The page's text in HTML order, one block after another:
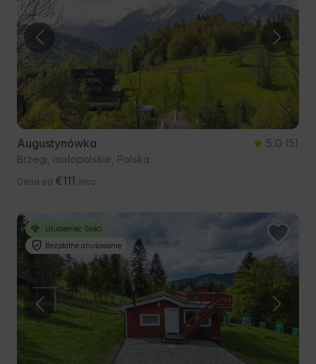
Augustynówka 5.0 (5)
Brzegi, małopolskie, Polska
Cena od €111 /noc
Ulubieniec Gości
Bezpłatne anulowanie